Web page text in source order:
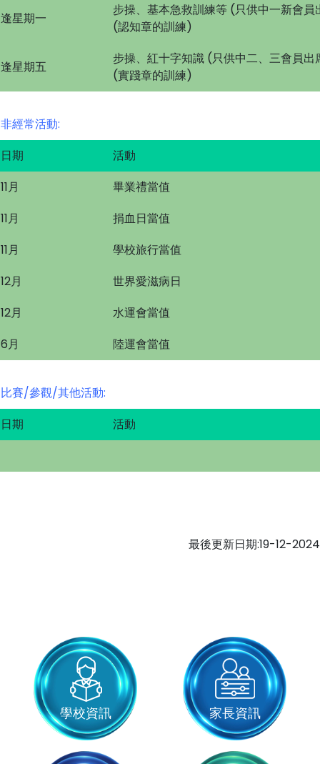
逢星期一
步操、基本急救訓練等 (只供中一新會員
(認知章的訓練)
逢星期五
步操、紅十字知識 (只供中二、三會員出
(實踐章的訓練)
非經常活動:
日期
活動
11月
畢業禮當值
11月
捐血日當值
11月
學校旅行當值
12月
世界愛滋病日
12月
水運會當值
6月
陸運會當值
比賽/參觀/其他活動:
日期
活動
最後更新日期:19-12-2024
學校資訊 家長資訊